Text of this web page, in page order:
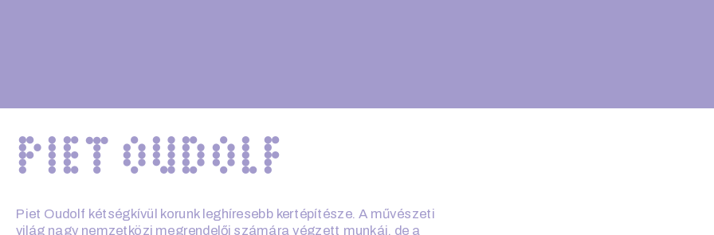
PIET OUDOLF
Piet Oudolf kétségkívül korunk leghíresebb kertépítésze. A művészeti
világ nagy nemzetközi megrendelői számára végzett munkái, de a